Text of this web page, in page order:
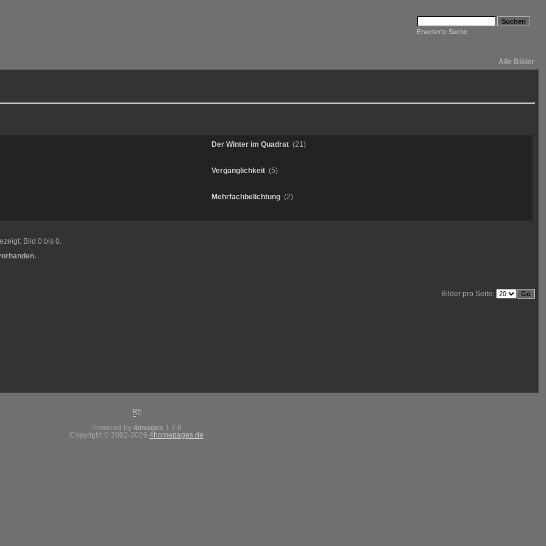
Erweiterte Suche
Alle Bilder
Der Winter im Quadrat (21)
Vergänglichkeit (5)
Mehrfachbelichtung (2)
Bild 0 bis 0.
Bilder pro Seite:
Powered by 4images 1.7.6
Copyright © 2002-2026 4homepages.de